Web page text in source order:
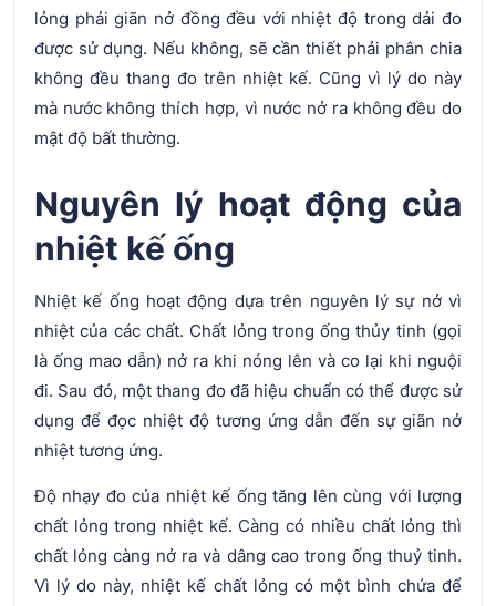
lỏng phải giãn nở đồng đều với nhiệt độ trong dải đo
được sử dụng. Nếu không, sẽ cần thiết phải phân chia
không đều thang đo trên nhiệt kế. Cũng vì lý do này
mà nước không thích hợp, vì nước nở ra không đều do
mật độ bất thường.
Nguyên lý hoạt động của
nhiệt kế ống
Nhiệt kế ống hoạt động dựa trên nguyên lý sự nở vì
nhiệt của các chất. Chất lỏng trong ống thủy tinh (gọi
là ống mao dẫn) nở ra khi nóng lên và co lại khi nguội
đi. Sau đó, một thang đo đã hiệu chuẩn có thể được sử
dụng để đọc nhiệt độ tương ứng dẫn đến sự giãn nở
nhiệt tương ứng.
Độ nhạy đo của nhiệt kế ống tăng lên cùng với lượng
chất lỏng trong nhiệt kế. Càng có nhiều chất lỏng thì
chất lỏng càng nở ra và dâng cao trong ống thuỷ tinh.
Vì lý do này, nhiệt kế chất lỏng có một bình chứa để